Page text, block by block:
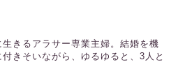
きるアラサー専業主婦。結婚を機
きそいながら、ゆるゆると、3人と